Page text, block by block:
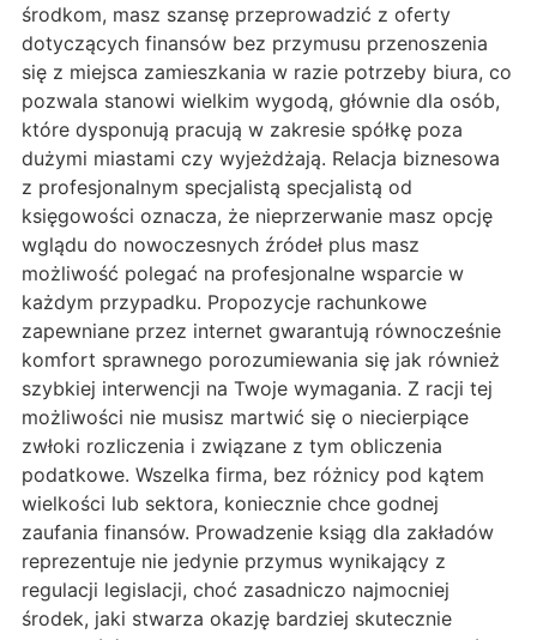
środkom, masz szansę przeprowadzić z oferty
dotyczących finansów bez przymusu przenoszenia
się z miejsca zamieszkania w razie potrzeby biura, co
pozwala stanowi wielkim wygodą, głównie dla osób,
które dysponują pracują w zakresie spółkę poza
dużymi miastami czy wyjeżdżają. Relacja biznesowa
z profesjonalnym specjalistą specjalistą od
księgowości oznacza, że nieprzerwanie masz opcję
wglądu do nowoczesnych źródeł plus masz
możliwość polegać na profesjonalne wsparcie w
każdym przypadku. Propozycje rachunkowe
zapewniane przez internet gwarantują równocześnie
komfort sprawnego porozumiewania się jak również
szybkiej interwencji na Twoje wymagania. Z racji tej
możliwości nie musisz martwić się o niecierpiące
zwłoki rozliczenia i związane z tym obliczenia
podatkowe. Wszelka firma, bez różnicy pod kątem
wielkości lub sektora, koniecznie chce godnej
zaufania finansów. Prowadzenie ksiąg dla zakładów
reprezentuje nie jedynie przymus wynikający z
regulacji legislacji, choć zasadniczo najmocniej
środek, jaki stwarza okazję bardziej skutecznie